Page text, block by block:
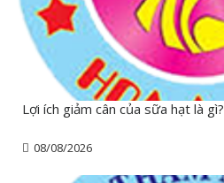
Lợi ích giảm cân của sữa hạt là gì?
08/08/2026